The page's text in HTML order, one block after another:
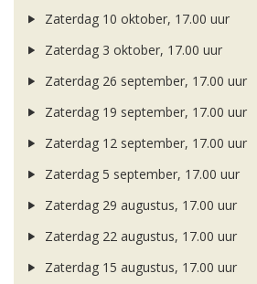
Zaterdag 10 oktober, 17.00 uur
Zaterdag 3 oktober, 17.00 uur
Zaterdag 26 september, 17.00 uur
Zaterdag 19 september, 17.00 uur
Zaterdag 12 september, 17.00 uur
Zaterdag 5 september, 17.00 uur
Zaterdag 29 augustus, 17.00 uur
Zaterdag 22 augustus, 17.00 uur
Zaterdag 15 augustus, 17.00 uur